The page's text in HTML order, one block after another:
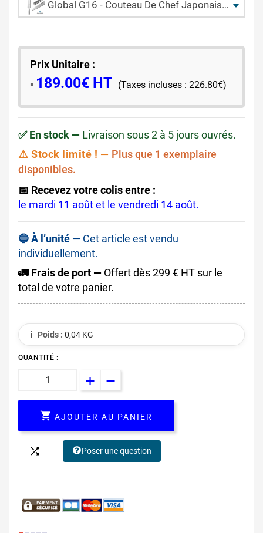
Global G16 - Couteau De Chef Japonais Lame 24 Cm
Prix Unitaire :
​▪️​ 189.00€ HT (Taxes incluses : 226.80€)
✅ En stock — Livraison sous 2 à 5 jours ouvrés.
⚠️ Stock limité ! — Plus que 1 exemplaire
disponibles.
📅 Recevez votre colis entre :
le mardi 11 août et le vendredi 14 août.
🔵 À l’unité — Cet article est vendu
individuellement.
🚛 Frais de port — Offert dès 299 € HT sur le
total de votre panier.
ℹ️ Poids : 0,04 KG
QUANTITÉ :
 AJOUTER AU PANIER
 Poser une question